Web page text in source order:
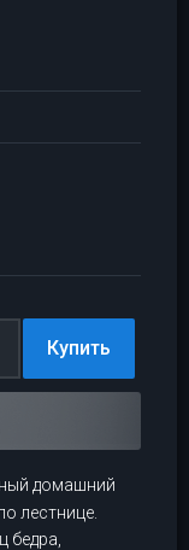
домашний
лестнице.
бедра,